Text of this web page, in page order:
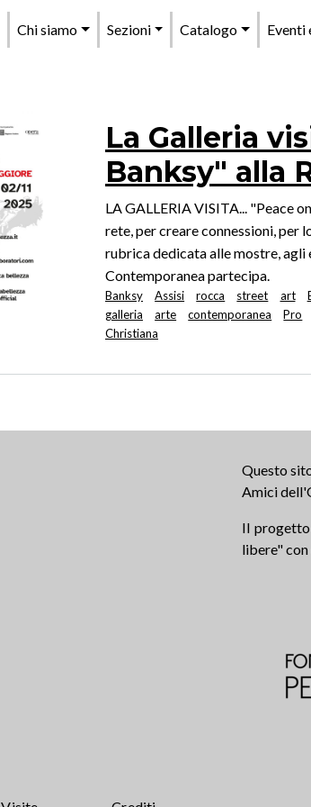
Menu
principale
Chi siamo Sezioni Catalogo Eventi
La Galleria
Banksy" alla
LA GALLERIA VISITA... "Peace
rete, per creare connessioni, per
rubrica dedicata alle mostre, agli
Contemporanea partecipa.
Banksy Assisi rocca street art
galleria
arte contemporanea Pro
Christiana
Questo
Amici
Il progetto
libere"